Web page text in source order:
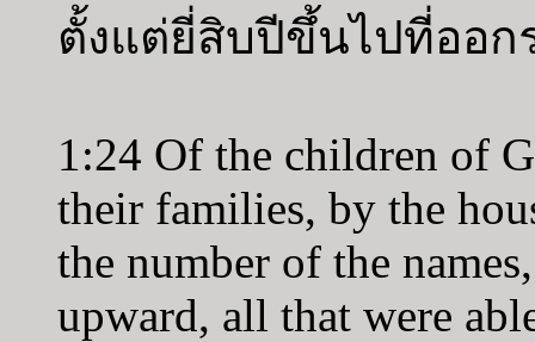
ตั้งแต่ยี่สิบปีขึ้นไปที่ออก
1:24 Of the children of
their families, by the
the number of the
upward, all that were